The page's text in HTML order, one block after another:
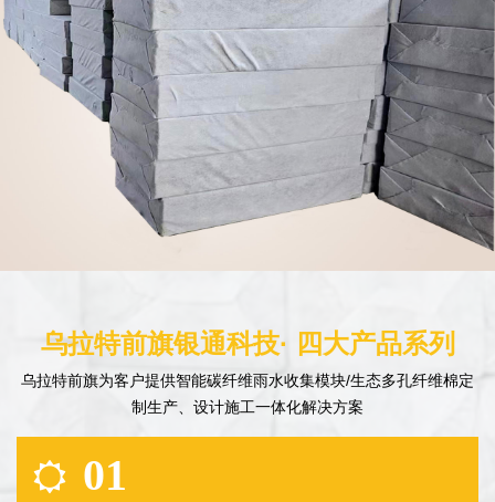
乌拉特前旗银通科技· 四大产品系列
乌拉特前旗为客户提供智能碳纤维雨水收集模块/生态多孔纤维棉定
制生产、设计施工一体化解决方案
01